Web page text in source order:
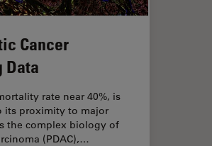
Cancer
Data
rate near 40%, is
its proximity to major
the complex biology of
(PDAC),…